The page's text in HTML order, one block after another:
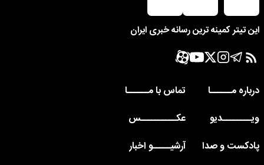
این تیتر کمینه ترین رسانه خبری ایران
درباره مــــــا
تماس با مــــــا
ویــــــــدیو
عکــــــــــس
پادکست و صدا
آرشیـــــو اخبار